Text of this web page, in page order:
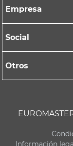
Empresa
Social
Otros
Información